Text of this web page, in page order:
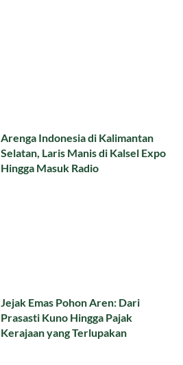
Arenga Indonesia di Kalimantan
Selatan, Laris Manis di Kalsel Expo
Hingga Masuk Radio
Jejak Emas Pohon Aren: Dari
Prasasti Kuno Hingga Pajak
Kerajaan yang Terlupakan